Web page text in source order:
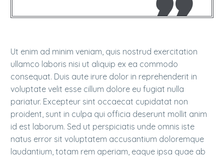
Ut enim ad minim veniam, quis nostrud exercitation
ullamco laboris nisi ut aliquip ex ea commodo
consequat. Duis aute irure dolor in reprehenderit in
voluptate velit esse cillum dolore eu fugiat nulla
pariatur. Excepteur sint occaecat cupidatat non
proident, sunt in culpa qui officia deserunt mollit anim
id est laborum. Sed ut perspiciatis unde omnis iste
natus error sit voluptatem accusantium doloremque
laudantium, totam rem aperiam, eaque ipsa quae ab